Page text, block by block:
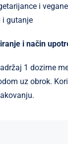
i vegane
i gutanje
i način
1 dozirne
uz obrok.